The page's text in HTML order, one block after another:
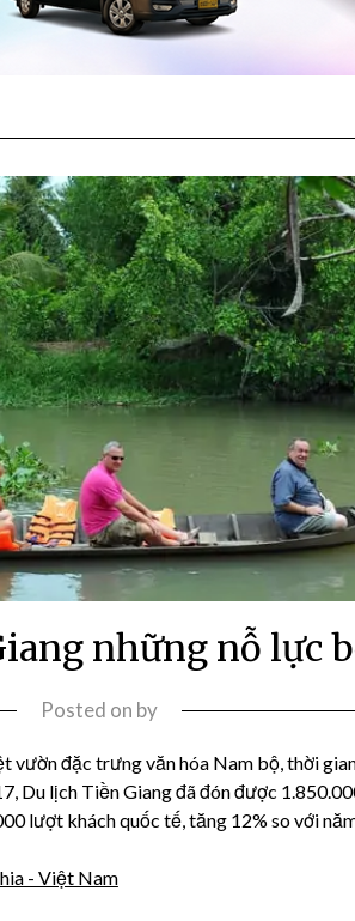
những nỗ lực
Posted on by
vườn đặc trưng văn hóa Nam bộ, thời
Du lịch Tiền Giang đã đón được
lượt khách quốc tế, tăng 12% so với